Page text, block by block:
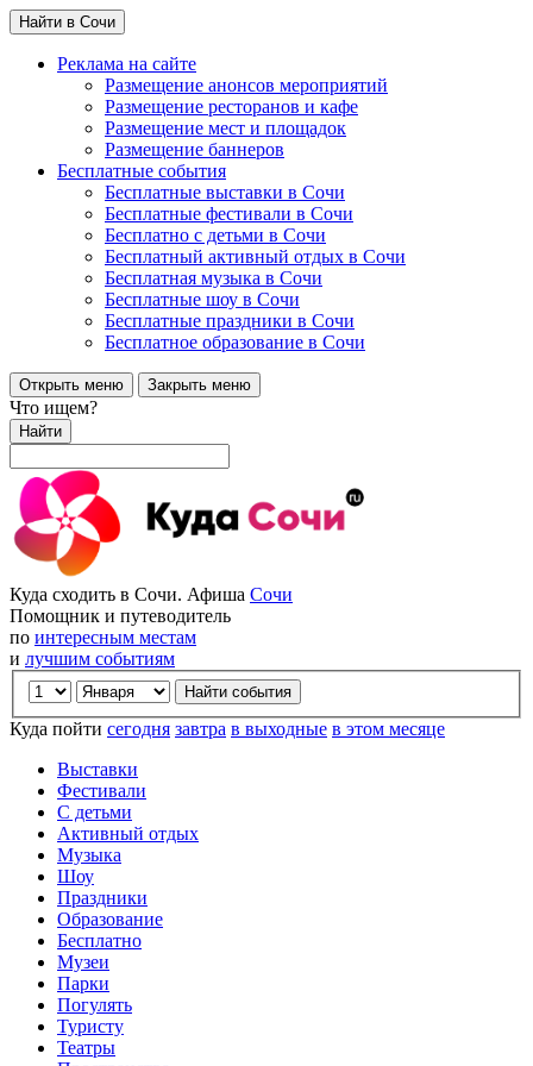
Найти в Сочи
Реклама на сайте
Размещение анонсов мероприятий
Размещение ресторанов и кафе
Размещение мест и площадок
Размещение баннеров
Бесплатные события
Бесплатные выставки в Сочи
Бесплатные фестивали в Сочи
Бесплатно с детьми в Сочи
Бесплатный активный отдых в Сочи
Бесплатная музыка в Сочи
Бесплатные шоу в Сочи
Бесплатные праздники в Сочи
Бесплатное образование в Сочи
Открыть меню Закрыть меню
Что ищем?
Найти
Куда сходить в Сочи. Афиша Сочи
Помощник и путеводитель
по интересным местам
и лучшим событиям
Куда пойти сегодня завтра в выходные в этом месяце
Выставки
Фестивали
С детьми
Активный отдых
Музыка
Шоу
Праздники
Образование
Бесплатно
Музеи
Парки
Погулять
Туристу
Театры